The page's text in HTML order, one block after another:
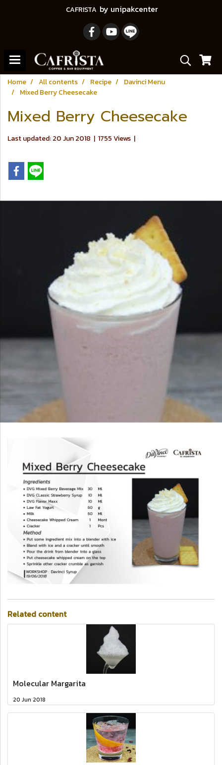
CAFRISTA by unipakcenter
Home All contents Recipe
Davinci Menu
Mixed Berry Cheesecake
Mixed Berry Cheesecake
Last updated: 20 Jun 2018 | 1755 Views |
Related content
Molecular Margarita
20 Jun 2018